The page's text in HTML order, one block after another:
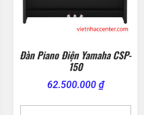
Đàn Piano Điện Yamaha CSP-
150
62.500.000 ₫